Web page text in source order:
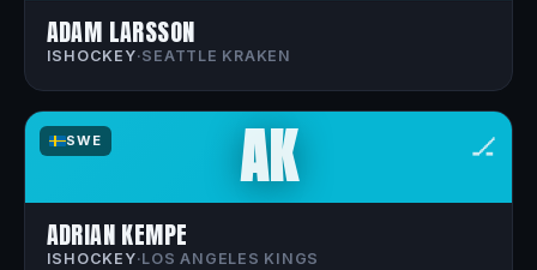
ADAM LARSSON
ISHOCKEY·SEATTLE KRAKEN
SWE 🏒
AK
ADRIAN KEMPE
ISHOCKEY·LOS ANGELES KINGS